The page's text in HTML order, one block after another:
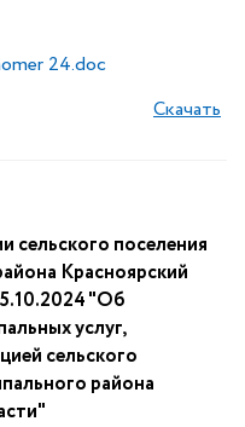
24.doc
Скачать
сельского поселения
Красноярский
"Об
услуг,
сельского
района